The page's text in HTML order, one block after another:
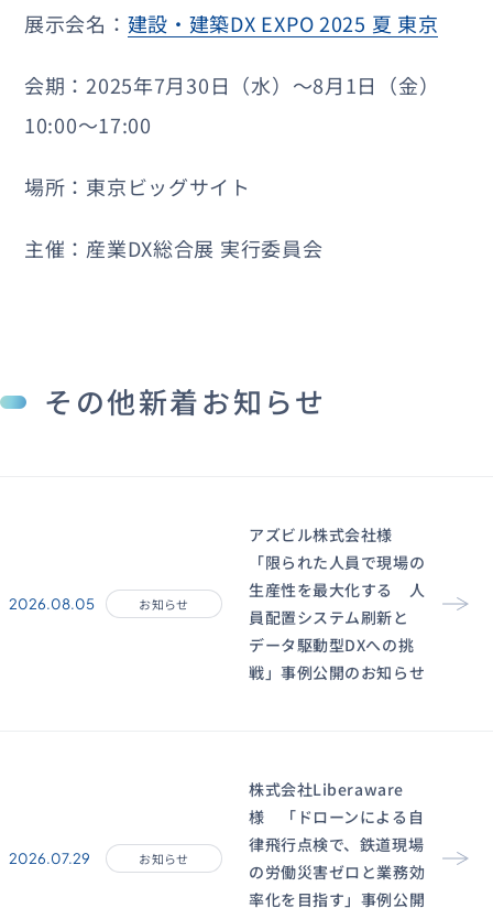
展示会名： 建設・建築DX EXPO 2025 夏 東京
会期：2025年7月30日（水）～8月1日（金）
10:00～17:00
場所：東京ビッグサイト
主催：産業DX総合展 実行委員会
その他新着お知らせ
2026.08.05 お知らせ
アズビル株式会社様
「限られた人員で現場の
生産性を最大化する 人
員配置システム刷新と
データ駆動型DXへの挑
戦」事例公開のお知らせ
2026.07.29 お知らせ
株式会社Liberaware
様 「ドローンによる自
律飛行点検で、鉄道現場
の労働災害ゼロと業務効
率化を目指す」事例公開